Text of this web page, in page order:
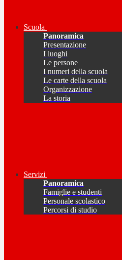
Scuola
Panoramica
Presentazione
I luoghi
Le persone
I numeri della scuola
Le carte della scuola
Organizzazione
La storia
Servizi
Panoramica
Famiglie e studenti
Personale scolastico
Percorsi di studio